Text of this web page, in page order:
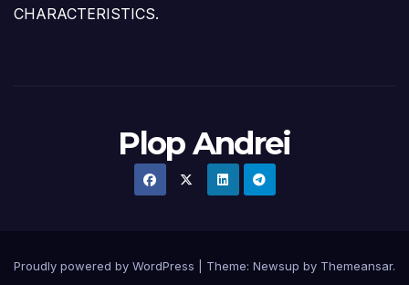
CHARACTERISTICS.
Plop Andrei
Proudly powered by WordPress Theme: Newsup by Themeansar.